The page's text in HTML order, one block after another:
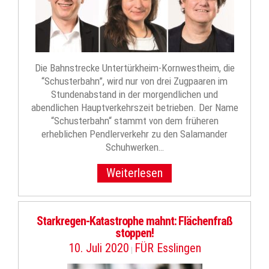
Die Bahnstrecke Untertürkheim-Kornwestheim, die
“Schusterbahn”, wird nur von drei Zugpaaren im
Stundenabstand in der morgendlichen und
abendlichen Hauptverkehrszeit betrieben. Der Name
“Schusterbahn“ stammt von dem früheren
erheblichen Pendlerverkehr zu den Salamander
Schuhwerken…
Weiterlesen
Starkregen-Katastrophe mahnt: Flächenfraß
stoppen!
10. Juli 2020 | FÜR Esslingen